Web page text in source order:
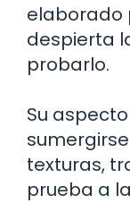
elaborado
despierta
probarlo.
Su
texturas,
prueba a